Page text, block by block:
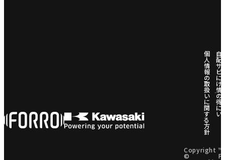
個
人
情
報
の
取
扱
い
に
関
す
る
方
針
自
配
サ
ビ
に
け
情
の
得
に
い
Copyright
©
™